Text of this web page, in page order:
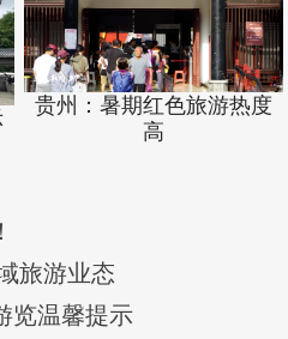
贵州：暑期红色旅游热度
高
旅游业态
览温馨提示